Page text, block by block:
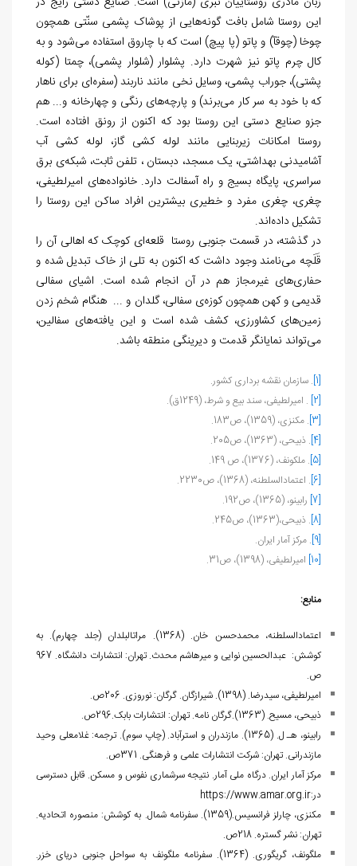
این روستا شامل بافت گونه‌هایی از پوشاک پشمی سنّتی همچون
چوخا (چوقآ) و پاتو (پا پیچ) است که با چاروق استفاده می‌شود و به
کال چرم پاتو نیز شهرت دارد. پشلوار (شلوار پشمی)، چمتا (کوله
پشتی)، جوراب پشمی، وسایل نخی مانند ناربند (سفره‌ای برای ناهار
که با خود به سر کار می‌برند) و پارچه‌های رنگی و چهارخانه و... هم
جزو صنایع دستی این روستا بود که اکنون از رونق افتاده است.
روستا امکانات زیربنایی مانند لوله کشی گاز، لوله کشی آب
آشامیدنی بهداشتی، یک مسجد، دبستان ، تلفن ثابت، شبکه‌ی برق
سراسری، پایگاه بسیج و راه آسفالت دارد. خانواده‌های امیرلطیفی،
چغری، چغری مفرد و خطیری بیشترین افراد ساکن این روستا را
تشکیل داده‌اند.
در گذشته، در قسمت جنوبی روستا قلعه‌ای کوچک که اهالی آن را
قَلَچه می‌نامند وجود داشت که اکنون به تلی از خاک تبدیل شده و
حفاری‌های غیرمجاز هم در آن انجام شده است. اشیای سفالی
قدیمی و کهن همچون کوزه‌ی سفالی، گلدان و ... هنگام شخم زدن
زمین‌های کشاورزی، کشف شده است و این یافته‌های سفالین،
می‌تواند نمایانگر قدمت و دیرینگی منطقه باشد.
[1]. سازمان نقشه برداری کشور.
[2] . امیرلطیفی، سند بیع و شرط، (1249ق).
[3]. مکنزی، (1359)، ص183.
[4]. ذبیحی، (1363)، ص205.
[5]. ملکونف، (1376)، ص 149.
[6]. اعتمادالسلطنه، (1368)، ص2230.
[7] رابینو، (1365)، ص192.
[8]. ذبیحی،(1363)، ص245.
[9]. مرکز آمار ایران.
[10] امیرلطیفی، (1398)، ص31.
منابع:
اعتمادالسلطنه، محمدحسن خان. (1368). مرات‏البلدان (جلد چهارم). به
کوشش: عبدالحسین نوایی و میرهاشم محدث. تهران: انتشارات دانشگاه. 967
ص.
امیرلطیفی، سیدرضا. (1398). شیرازگان. گرگان: نوروزی. 206ص.
ذبیحی، مسیح. (1363).گرگان نامه. تهران: انتشارات بابک.296ص.
رابینو، هـ ل. (1365). مازندران و استرآباد. (چاپ سوم). ترجمه: غلامعلی وحید
مازندرانی. تهران: شرکت انتشارات علمی و فرهنگی. 371ص.
مرکز آمار ایران. درگاه ملی آمار. نتیجه سرشماری نفوس و مسکن. قابل دسترسی
در:https://www.amar.org.ir
مکنزی، چارلز فرانسیس.(1359). سفرنامه شمال. به کوشش: منصوره اتحادیه.
تهران: نشر گستره. 218ص.
م‍ل‍گ‍ون‍ف‌، گ‍ری‍گ‍وری‌. (1364). س‍ف‍رن‍ام‍ه‌ م‍ل‍گ‍ون‍ف‌ ب‍ه‌ س‍واح‍ل‌ ج‍ن‍وب‍ی‌ دری‍ای‌ خ‍زر.